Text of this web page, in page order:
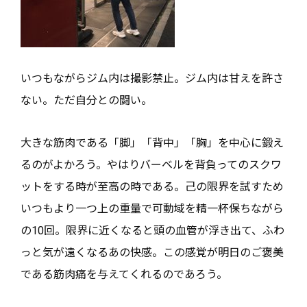
いつもながらジム内は撮影禁止。ジム内は甘えを許さ
ない。ただ自分との闘い。
大きな筋肉である「脚」「背中」「胸」を中心に鍛え
るのがよかろう。やはりバーベルを背負ってのスクワ
ットをする時が至高の時である。己の限界を試すため
いつもより一つ上の重量で可動域を精一杯保ちながら
の10回。限界に近くなると頭の血管が浮き出て、ふわ
っと気が遠くなるあの快感。この感覚が明日のご褒美
である筋肉痛を与えてくれるのであろう。